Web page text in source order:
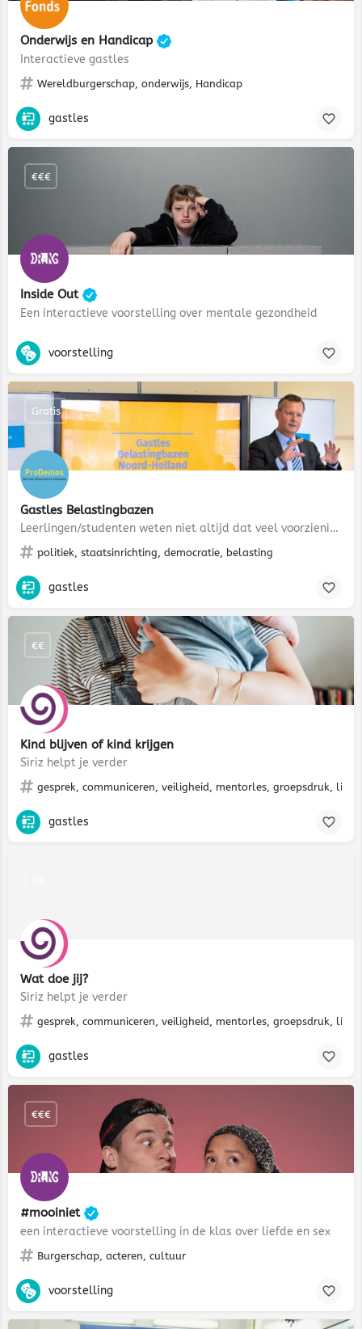
Onderwijs en Handicap
Interactieve gastles
Wereldburgerschap, onderwijs, Handicap
gastles
Inside Out
Een interactieve voorstelling over mentale gezondheid
€€€
voorstelling
Gastles Belastingbazen
Leerlingen/studenten weten niet altijd dat veel voorzieningen (waar zij zelf ook gebruik van maken) worden…
politiek, staatsinrichting, democratie, belasting
Gratis
gastles
Kind blijven of kind krijgen
Siriz helpt je verder
gesprek, communiceren, veiligheid, mentorles, groepsdruk,
€€
gastles
Wat doe jij?
Siriz helpt je verder
gesprek, communiceren, veiligheid, mentorles, groepsdruk,
gastles
#mooiniet
een interactieve voorstelling in de klas over liefde en sex
Burgerschap, acteren, cultuur
€€€
voorstelling